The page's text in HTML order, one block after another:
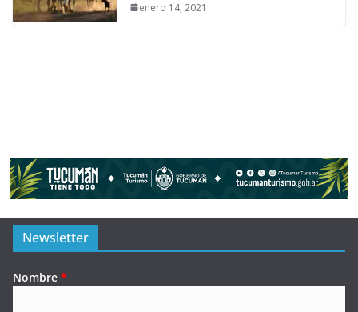
enero 14, 2021
Newsletter
Nombre *